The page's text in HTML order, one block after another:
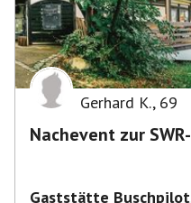
Gerhard K., 69
Nachevent zur
Gaststätte Buschpilot